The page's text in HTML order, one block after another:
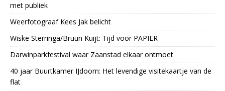
met publiek
Weerfotograaf Kees Jak belicht
Wiske Sterringa/Bruun Kuijt: Tijd voor PAPIER
Darwinparkfestival waar Zaanstad elkaar ontmoet
40 jaar Buurtkamer IJdoorn: Het levendige visitekaartje van de
flat